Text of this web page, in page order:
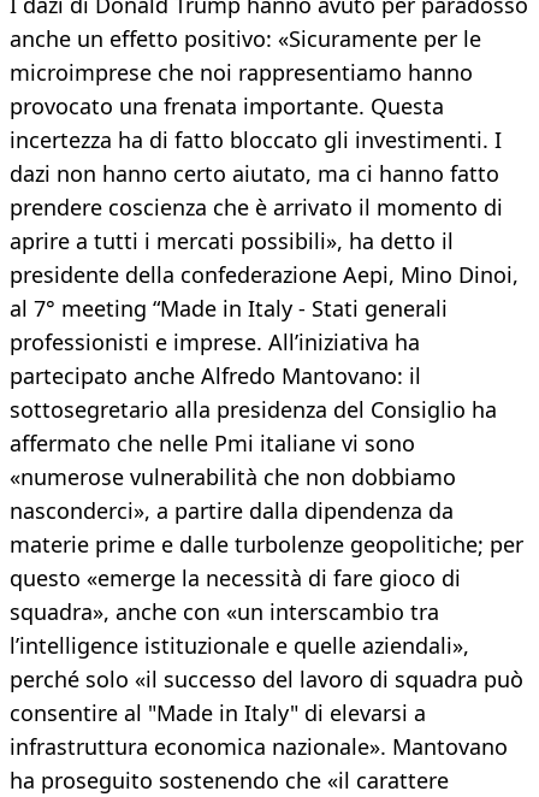
anche un effetto positivo: «Sicuramente per le
microimprese che noi rappresentiamo hanno
provocato una frenata importante. Questa
incertezza ha di fatto bloccato gli investimenti. I
dazi non hanno certo aiutato, ma ci hanno fatto
prendere coscienza che è arrivato il momento di
aprire a tutti i mercati possibili», ha detto il
presidente della confederazione Aepi, Mino Dinoi,
al 7° meeting “Made in Italy - Stati generali
professionisti e imprese. All’iniziativa ha
partecipato anche Alfredo Mantovano: il
sottosegretario alla presidenza del Consiglio ha
affermato che nelle Pmi italiane vi sono
«numerose vulnerabilità che non dobbiamo
nasconderci», a partire dalla dipendenza da
materie prime e dalle turbolenze geopolitiche; per
questo «emerge la necessità di fare gioco di
squadra», anche con «un interscambio tra
l’intelligence istituzionale e quelle aziendali»,
perché solo «il successo del lavoro di squadra può
consentire al "Made in Italy" di elevarsi a
infrastruttura economica nazionale». Mantovano
ha proseguito sostenendo che «il carattere